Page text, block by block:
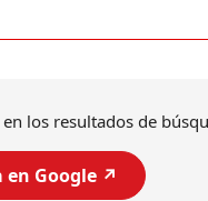
los resultados de
en Google ↗️